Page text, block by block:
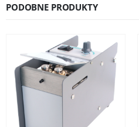
PODOBNE PRODUKTY